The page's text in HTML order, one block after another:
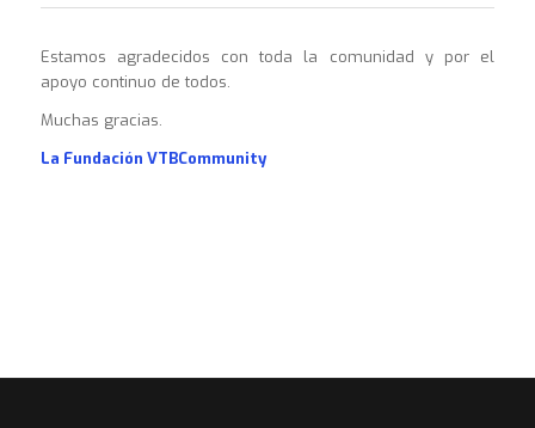
Estamos agradecidos con toda la comunidad y por el
apoyo continuo de todos.
Muchas gracias.
La Fundación VTBCommunity